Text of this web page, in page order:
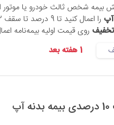
بیمه شخص ثالث خودرو یا موتور
روی قیمت اولیه بیمه‌نامه
1 هفته بعد